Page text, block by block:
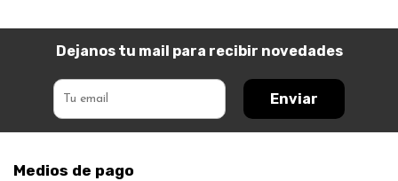
Dejanos tu mail para recibir novedades
Enviar
Medios de pago